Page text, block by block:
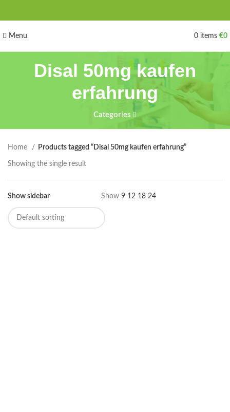
Menu 0 items €0
Disal 50mg kaufen
erfahrung
Categories
Home Products tagged “Disal 50mg kaufen erfahrung”
Showing the single result
Show sidebar Show 9 12 18 24